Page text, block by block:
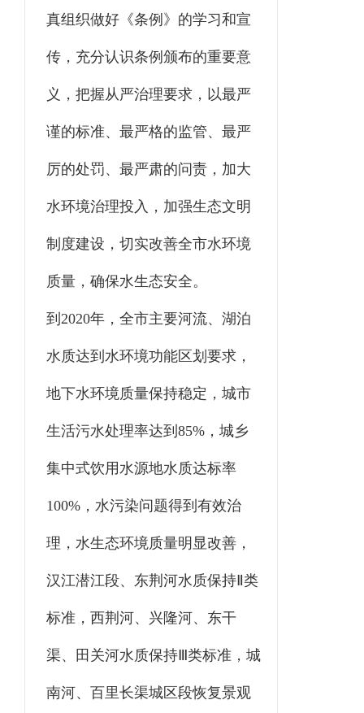
真组织做好《条例》的学习和宣
传，充分认识条例颁布的重要意
义，把握从严治理要求，以最严
谨的标准、最严格的监管、最严
厉的处罚、最严肃的问责，加大
水环境治理投入，加强生态文明
制度建设，切实改善全市水环境
质量，确保水生态安全。
到2020年，全市主要河流、湖泊
水质达到水环境功能区划要求，
地下水环境质量保持稳定，城市
生活污水处理率达到85%，城乡
集中式饮用水源地水质达标率
100%，水污染问题得到有效治
理，水生态环境质量明显改善，
汉江潜江段、东荆河水质保持Ⅱ类
标准，西荆河、兴隆河、东干
渠、田关河水质保持Ⅲ类标准，城
南河、百里长渠城区段恢复景观